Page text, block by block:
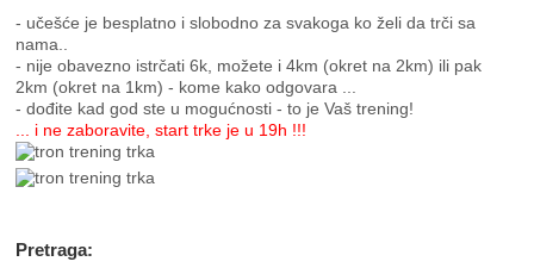
- učešće je besplatno i slobodno za svakoga ko želi da trči sa
nama..
- nije obavezno istrčati 6k, možete i 4km (okret na 2km) ili pak
2km (okret na 1km) - kome kako odgovara ...
- dođite kad god ste u mogućnosti - to je Vaš trening!
... i ne zaboravite, start trke je u 19h !!!
Pretraga: